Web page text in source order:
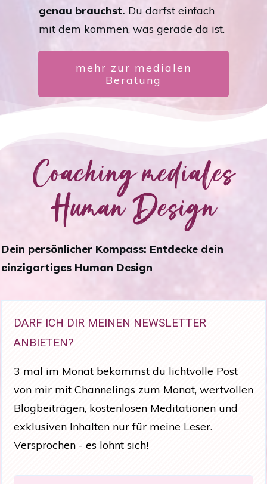
genau brauchst. Du darfst einfach
mit dem kommen, was gerade da ist.
mehr zur medialen
Beratung
Coaching mediales
Human Design
Dein persönlicher Kompass: Entdecke dein
einzigartiges Human Design
DARF ICH DIR MEINEN NEWSLETTER
ANBIETEN?
3 mal im Monat bekommst du lichtvolle Post
von mir mit Channelings zum Monat, wertvollen
Blogbeiträgen, kostenlosen Meditationen und
exklusiven Inhalten nur für meine Leser.
Versprochen - es lohnt sich!